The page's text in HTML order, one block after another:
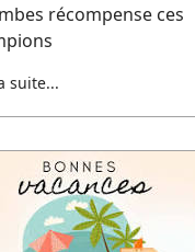
récompense ces
suite...